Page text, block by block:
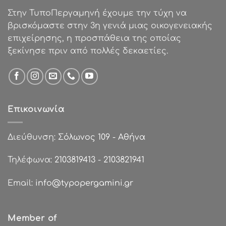
Στην ΤυποΠεργαμηνή έχουμε την τύχη να
βρισκόμαστε στην 3η γενιά μιας οικογενειακής
επιχείρησης, η προσπάθεια της οποίας
ξεκίνησε πριν από πολλές δεκαετίες.
Επικοινωνία
Διεύθυνση: Σόλωνος 109 - Αθήνα
Τηλέφωνα: 2103819413 - 2103821941
Email: info@typopergamini.gr
Member of